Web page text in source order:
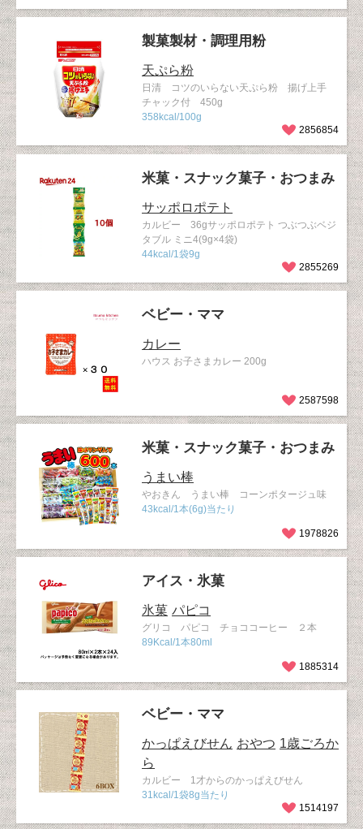
製菓製材・調理用粉
天ぷら粉
日清 コツのいらない天ぷら粉 揚げ上手
チャック付 450g
358kcal/100g
2856854
米菓・スナック菓子・おつまみ
サッポロポテト
カルビー 36gサッポロポテト つぶつぶベジ
タブル ミニ4(9g×4袋)
44kcal/1袋9g
2855269
ベビー・ママ
カレー
ハウス お子さまカレー 200g
2587598
米菓・スナック菓子・おつまみ
うまい棒
やおきん うまい棒 コーンポタージュ味
43kcal/1本(6g)当たり
1978826
アイス・氷菓
氷菓 パピコ
グリコ パピコ チョココーヒー ２本
89Kcal/1本80ml
1885314
ベビー・ママ
かっぱえびせん おやつ 1歳ごろか
ら
カルビー 1才からのかっぱえびせん
31kcal/1袋8g当たり
1514197